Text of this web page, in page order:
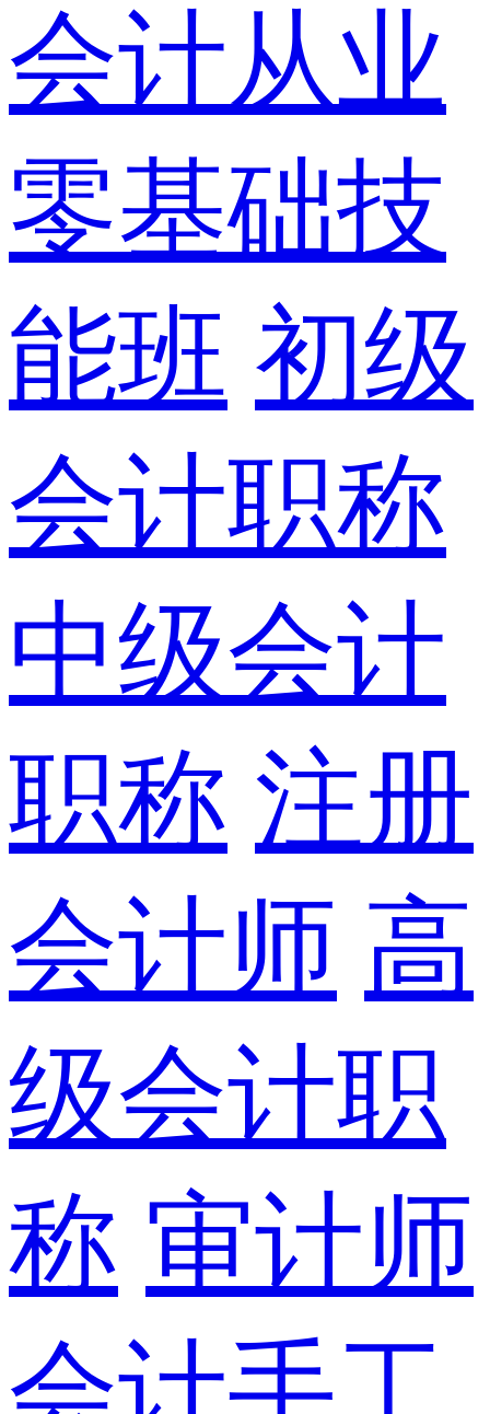
会计从业
零基础技
能班 初级
会计职称
中级会计
职称 注册
会计师 高
级会计职
称 审计师